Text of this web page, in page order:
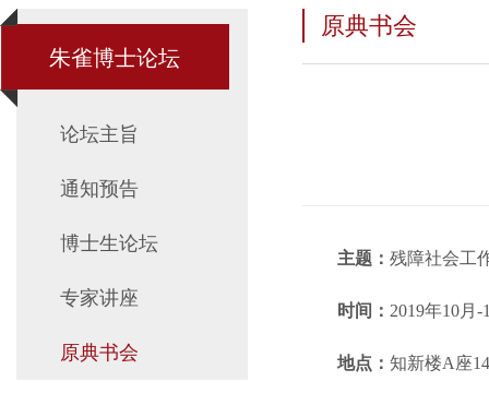
朱雀博士论坛
论坛主旨
通知预告
博士生论坛
专家讲座
原典书会
原典书会
主题：残障社会工
时间： 2019年10月
地点：知新楼A座